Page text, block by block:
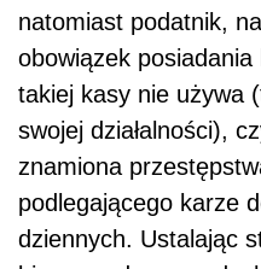
natomiast podatnik,
obowiązek
takiej kasy nie używa
swojej działalności),
znamiona
podlegającego karze
dziennych. Ustalając